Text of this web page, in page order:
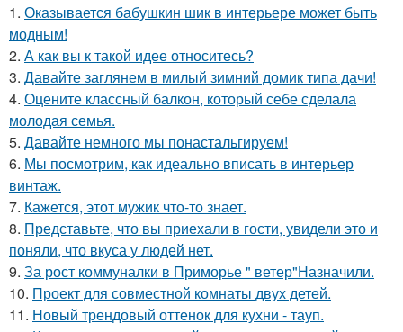
1. Оказывается бабушкин шик в интерьере может быть
модным!
2. А как вы к такой идее относитесь?
3. Давайте заглянем в милый зимний домик типа дачи!
4. Оцените классный балкон, который себе сделала
молодая семья.
5. Давайте немного мы понастальгируем!
6. Мы посмотрим, как идеально вписать в интерьер
винтаж.
7. Кажется, этот мужик что-то знает.
8. Представьте, что вы приехали в гости, увидели это и
поняли, что вкуса у людей нет.
9. За рост коммуналки в Приморье " ветер"Назначили.
10. Проект для совместной комнаты двух детей.
11. Новый трендовый оттенок для кухни - тауп.